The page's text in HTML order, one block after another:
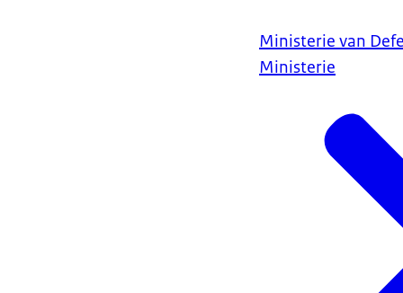
Ministerie van
Ministerie